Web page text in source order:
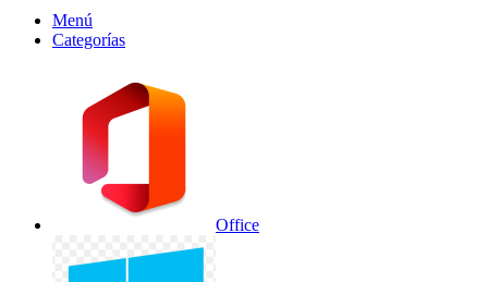
Menú
Categorías
Office